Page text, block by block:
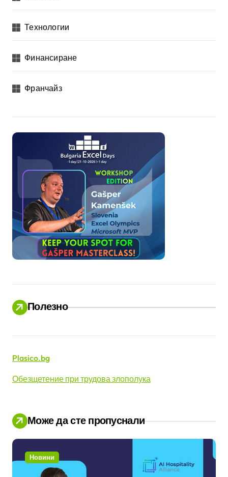
Технологии
Финансиране
Франчайз
Полезно
Plasico.bg
Обезщетение при трудова злополука
Може да сте пропуснали
Новини